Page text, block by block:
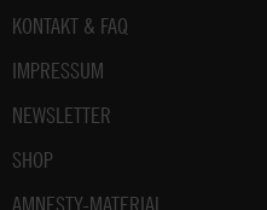
Fußbereich
KONTAKT & FAQ
IMPRESSUM
NEWSLETTER
SHOP
AMNESTY-MATERIAL